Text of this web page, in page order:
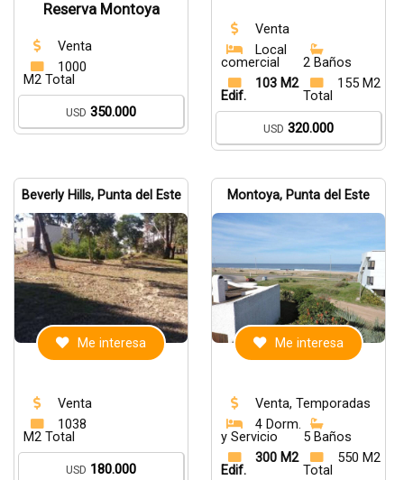
Reserva Montoya
Venta
1000
M2 Total
USD 350.000
Venta
Local
comercial
2 Baños
103 M2
Edif.
155 M2
Total
USD 320.000
Beverly Hills, Punta del Este
Me interesa
Venta
1038
M2 Total
USD 180.000
Montoya, Punta del Este
Me interesa
Venta, Temporadas
4 Dorm.
y Servicio
5 Baños
300 M2
Edif.
550 M2
Total